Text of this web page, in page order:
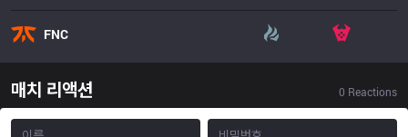
FNC
매치 리액션 0 Reactions